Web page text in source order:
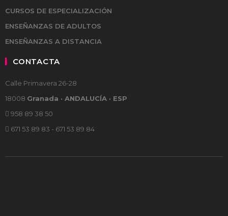
CURSOS DE ESPECIALIZACIÓN
ENSEÑANZAS DE ADULTOS
ENSEÑANZAS A DISTANCIA
CONTACTA
Calle Primavera 26-28
18008 Granada · ANDALUCÍA · ESP
958 89 38 50
671 53 89 83 - 671 53 89 84